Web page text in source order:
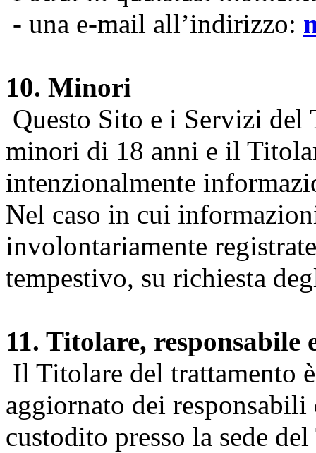
- una e-mail all’indirizzo:
10. Minori
Questo Sito e i Servizi del
minori di 18 anni e il
intenzionalmente
Nel caso in cui
involontariamente
tempestivo, su richiesta
11. Titolare, responsabile
Il Titolare del trattamento
aggiornato dei
custodito presso la sede